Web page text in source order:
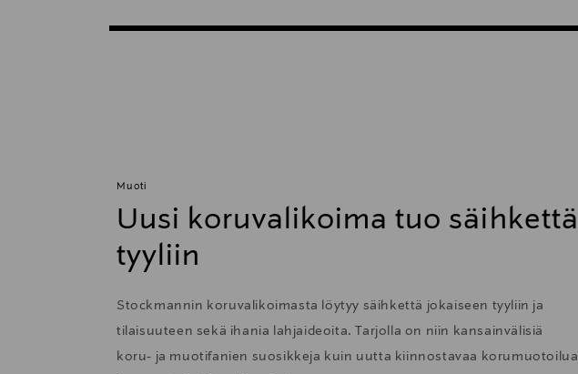
Muoti
Uusi koruvalikoima tuo säihkettä
tyyliin
Stockmannin koruvalikoimasta löytyy säihkettä jokaiseen tyyliin ja
tilaisuuteen sekä ihania lahjaideoita. Tarjolla on niin kansainvälisiä
koru- ja muotifanien suosikkeja kuin uutta kiinnostavaa korumuotoilua